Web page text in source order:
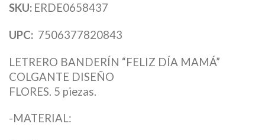
SKU: ERDE0658437
UPC: 7506377820843
LETRERO BANDERÍN “FELIZ DÍA MAMÁ”
COLGANTE DISEÑO
FLORES. 5 piezas.
-MATERIAL: